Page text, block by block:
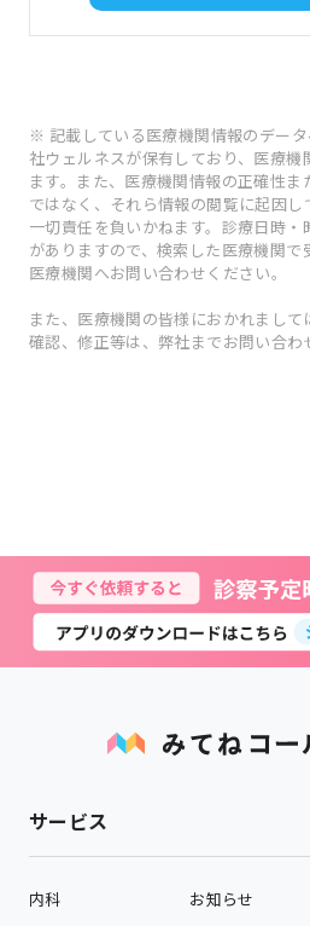
※ 記載している医療機関情報のデー
社ウェルネスが保有しており、医療機
ます。また、医療機関情報の正確性
ではなく、それら情報の閲覧に起因し
一切責任を負いかねます。診療日時
がありますので、検索した医療機関
医療機関へお問い合わせください。
また、医療機関の皆様におかれまし
確認、修正等は、弊社までお問い合わ
サービス
内科
お知らせ